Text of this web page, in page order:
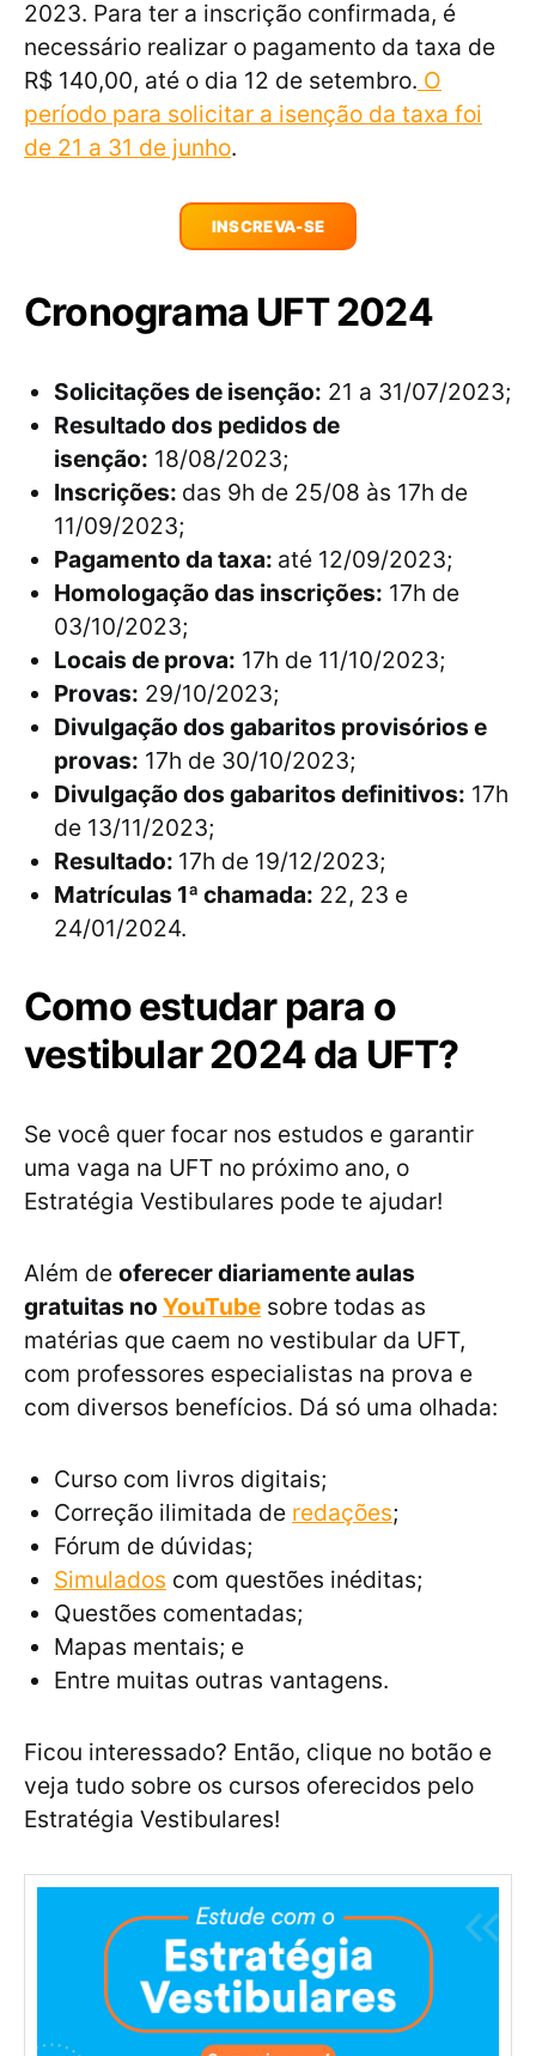
2023. Para ter a inscrição confirmada, é
necessário realizar o pagamento da taxa de
R$ 140,00, até o dia 12 de setembro. O
período para solicitar a isenção da taxa foi
de 21 a 31 de junho.
INSCREVA-SE
Cronograma UFT 2024
Solicitações de isenção: 21 a 31/07/2023;
Resultado dos pedidos de
isenção: 18/08/2023;
Inscrições: das 9h de 25/08 às 17h de
11/09/2023;
Pagamento da taxa: até 12/09/2023;
Homologação das inscrições: 17h de
03/10/2023;
Locais de prova: 17h de 11/10/2023;
Provas: 29/10/2023;
Divulgação dos gabaritos provisórios e
provas: 17h de 30/10/2023;
Divulgação dos gabaritos definitivos: 17h
de 13/11/2023;
Resultado: 17h de 19/12/2023;
Matrículas 1ª chamada: 22, 23 e
24/01/2024.
Como estudar para o
vestibular 2024 da UFT?
Se você quer focar nos estudos e garantir
uma vaga na UFT no próximo ano, o
Estratégia Vestibulares pode te ajudar!
Além de oferecer diariamente aulas
gratuitas no YouTube sobre todas as
matérias que caem no vestibular da UFT,
com professores especialistas na prova e
com diversos benefícios. Dá só uma olhada:
Curso com livros digitais;
Correção ilimitada de redações;
Fórum de dúvidas;
Simulados com questões inéditas;
Questões comentadas;
Mapas mentais; e
Entre muitas outras vantagens.
Ficou interessado? Então, clique no botão e
veja tudo sobre os cursos oferecidos pelo
Estratégia Vestibulares!